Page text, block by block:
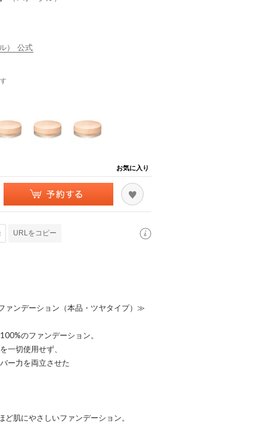
） 公式
お気に入り
URLをコピー
ァンデーション（本品・ツヤタイプ）≫
のファンデーション。
一切使用せず、
ー力を両立させた
肌にやさしいファンデーション。